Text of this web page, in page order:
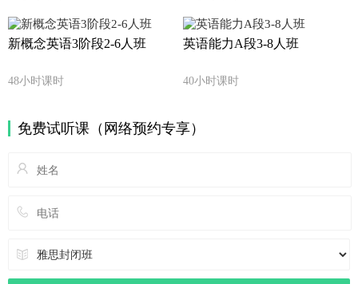
新概念英语3阶段2-6人班
48小时课时
英语能力A段3-8人班
40小时课时
免费试听课（网络预约专享）